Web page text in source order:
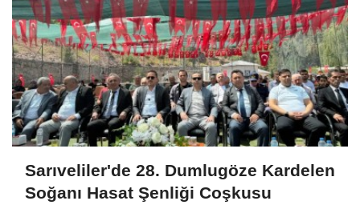
Sarıveliler'de 28. Dumlugöze Kardelen
Soğanı Hasat Şenliği Coşkusu